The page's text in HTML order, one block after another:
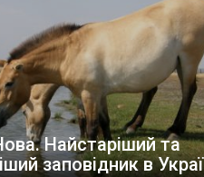
Найстаріший та
заповідник в